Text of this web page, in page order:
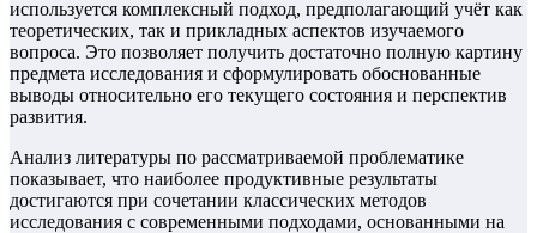
используется комплексный подход, предполагающий учёт как
теоретических, так и прикладных аспектов изучаемого
вопроса. Это позволяет получить достаточно полную картину
предмета исследования и сформулировать обоснованные
выводы относительно его текущего состояния и перспектив
развития.
Анализ литературы по рассматриваемой проблематике
показывает, что наиболее продуктивные результаты
достигаются при сочетании классических методов
исследования с современными подходами, основанными на